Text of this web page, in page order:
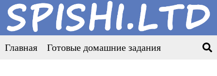
Главная Готовые домашние задания